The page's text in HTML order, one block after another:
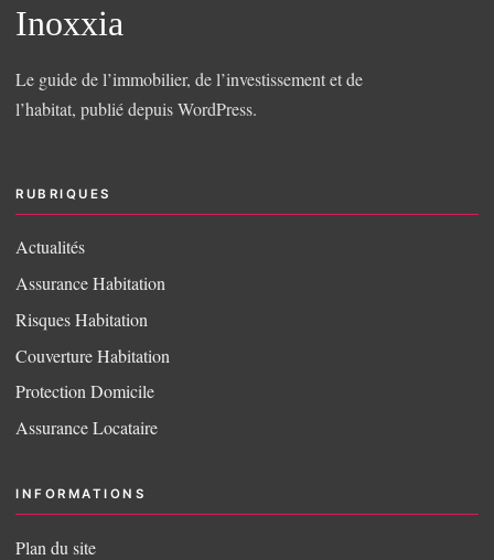
Inoxxia
Le guide de l’immobilier, de l’investissement et de
l’habitat, publié depuis WordPress.
RUBRIQUES
Actualités
Assurance Habitation
Risques Habitation
Couverture Habitation
Protection Domicile
Assurance Locataire
INFORMATIONS
Plan du site